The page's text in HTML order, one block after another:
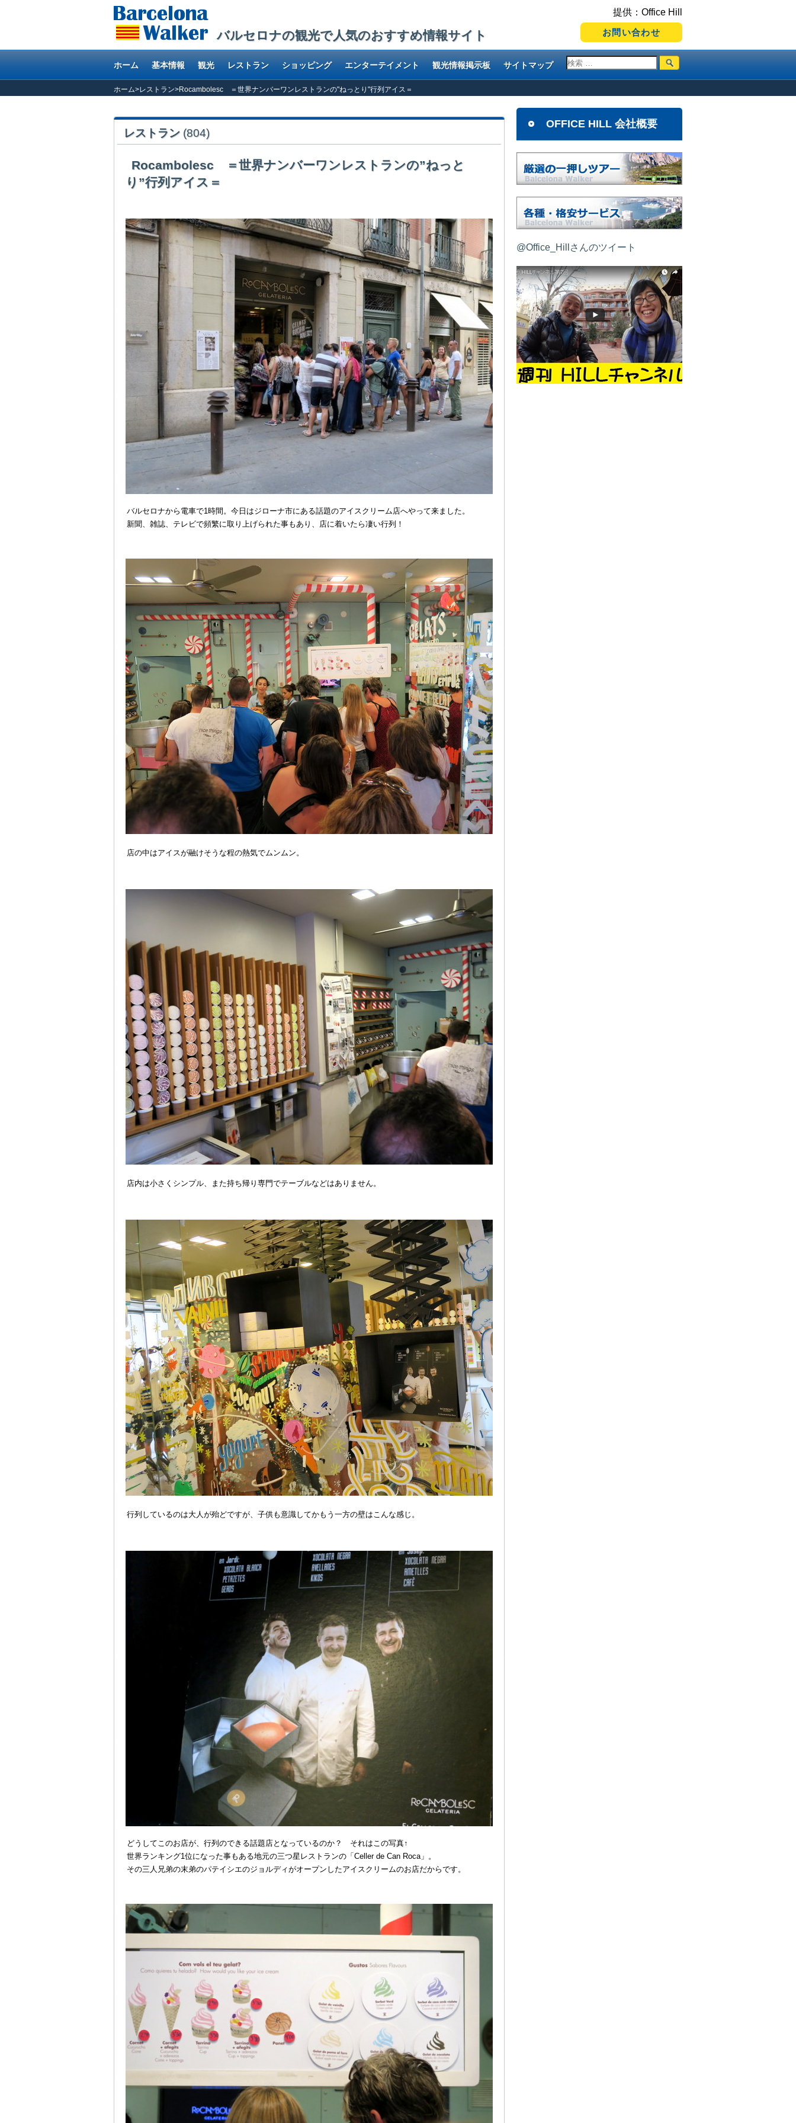
バルセロナの観光で人気のおすすめ情報サイト
提供：Office Hill
お問い合わせ
ホーム 基本情報 観光 レストラン ショッピング エンターテイメント 観光情報掲示板 サイトマップ
ホーム>レストラン>Rocambolesc ＝世界ナンバーワンレストランの"ねっとり"行列アイス＝
レストラン (804)
Rocambolesc ＝世界ナンバーワンレストランの”ねっと
り”行列アイス＝
バルセロナから電車で1時間。今日はジローナ市にある話題のアイスクリーム店へやって来ました。
新聞、雑誌、テレビで頻繁に取り上げられた事もあり、店に着いたら凄い行列！
店の中はアイスが融けそうな程の熱気でムンムン。
店内は小さくシンプル、また持ち帰り専門でテーブルなどはありません。
行列しているのは大人が殆どですが、子供も意識してかもう一方の壁はこんな感じ。
どうしてこのお店が、行列のできる話題店となっているのか？ それはこの写真↑
世界ランキング1位になった事もある地元の三つ星レストランの「Celler de Can Roca」。
その三人兄弟の末弟のパテイシエのジョルディがオープンしたアイスクリームのお店だからです。
OFFICE HILL 会社概要
@Office_Hillさんのツイート